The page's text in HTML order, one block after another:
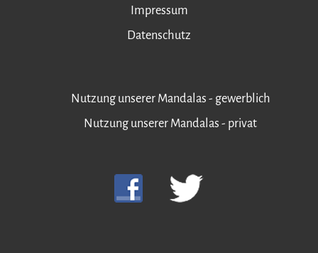
Impressum
Datenschutz
Nutzung unserer Mandalas - gewerblich
Nutzung unserer Mandalas - privat